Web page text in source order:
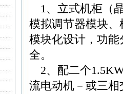
1、立式机柜（
模拟调节器模块
模块化设计，功
全。
2、配二个
流电动机－或三